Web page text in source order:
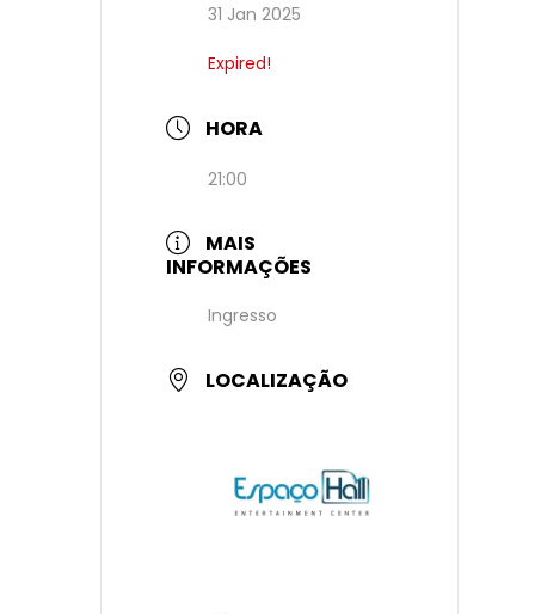
31 Jan 2025
Expired!
HORA
21:00
MAIS
INFORMAÇÕES
Ingresso
LOCALIZAÇÃO